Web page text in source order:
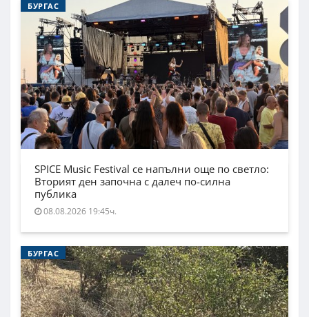
БУРГАС
SPICE Music Festival се напълни още по светло:
Вторият ден започна с далеч по-силна
публика
08.08.2026 19:45ч.
БУРГАС